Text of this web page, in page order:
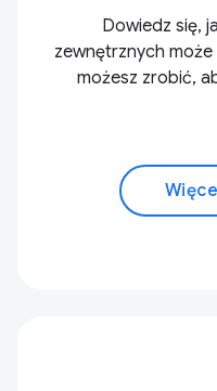
Dowiedz się,
zewnętrznych
możesz zrobić,